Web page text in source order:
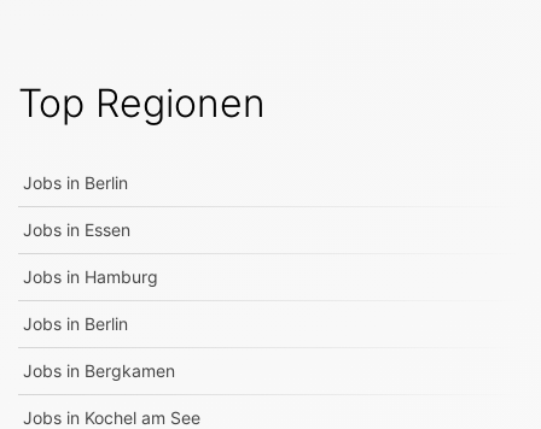
Top Regionen
Jobs in Berlin
Jobs in Essen
Jobs in Hamburg
Jobs in Berlin
Jobs in Bergkamen
Jobs in Kochel am See